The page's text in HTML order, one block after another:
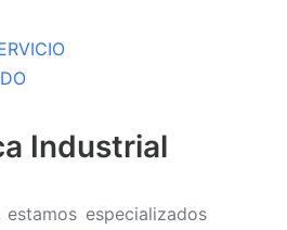
Industrial
estamos especializados